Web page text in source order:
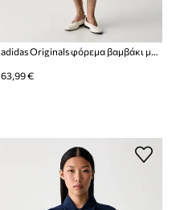
adidas Originals φόρεμα βαμβάκι με ελαστάν
63,99 €